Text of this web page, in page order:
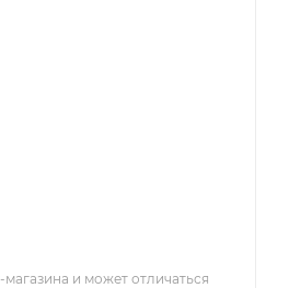
и может отличаться